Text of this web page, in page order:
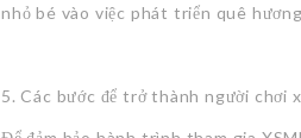
nhỏ bé vào việc phát triển quê
5. Các bước để trở thành người chơi